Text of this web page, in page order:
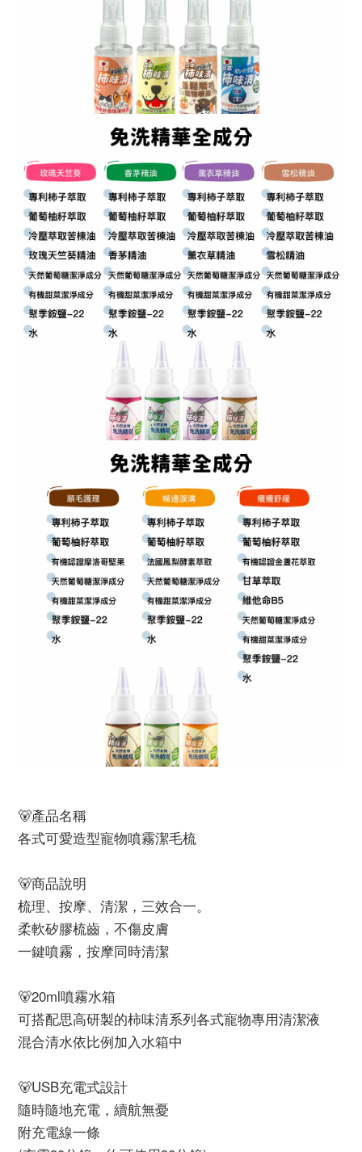
🐻產品名稱
各式可愛造型寵物噴霧潔毛梳
🐻商品說明
梳理、按摩、清潔，三效合一。
柔軟矽膠梳齒，不傷皮膚
一鍵噴霧，按摩同時清潔
🐻20ml噴霧水箱
可搭配思高研製的柿味清系列各式寵物專用清潔液
混合清水依比例加入水箱中
🐻USB充電式設計
隨時隨地充電，續航無憂
附充電線一條